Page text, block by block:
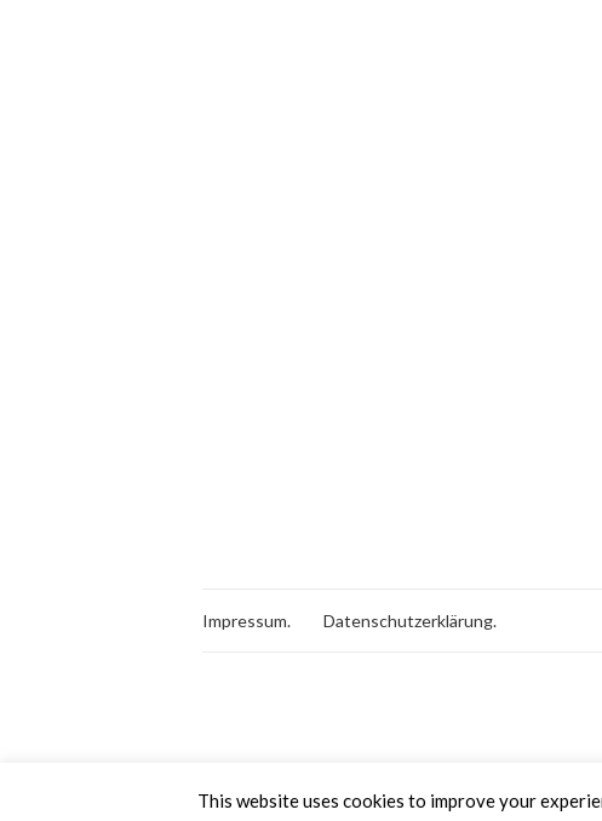
Impressum. Datenschutzerklärung.
This website uses cookies to improve your